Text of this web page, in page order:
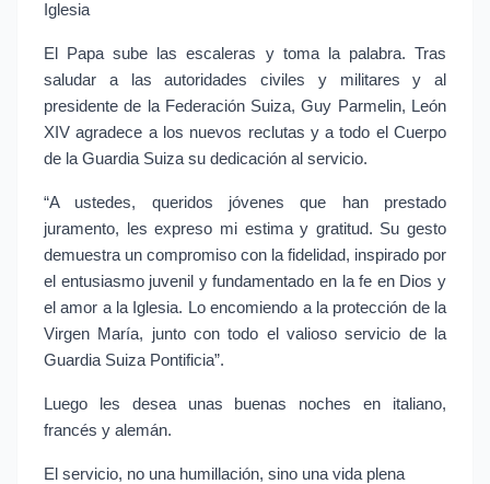
Iglesia
El Papa sube las escaleras y toma la palabra. Tras
saludar a las autoridades civiles y militares y al
presidente de la Federación Suiza, Guy Parmelin, León
XIV agradece a los nuevos reclutas y a todo el Cuerpo
de la Guardia Suiza su dedicación al servicio.
“A ustedes, queridos jóvenes que han prestado
juramento, les expreso mi estima y gratitud. Su gesto
demuestra un compromiso con la fidelidad, inspirado por
el entusiasmo juvenil y fundamentado en la fe en Dios y
el amor a la Iglesia. Lo encomiendo a la protección de la
Virgen María, junto con todo el valioso servicio de la
Guardia Suiza Pontificia”.
Luego les desea unas buenas noches en italiano,
francés y alemán.
El servicio, no una humillación, sino una vida plena